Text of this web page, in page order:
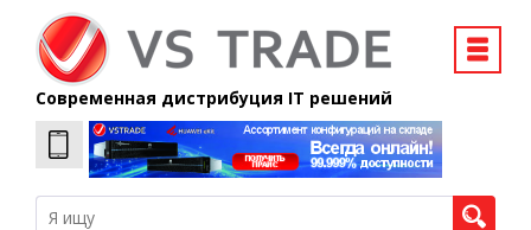
Современная дистрибуция IT решений